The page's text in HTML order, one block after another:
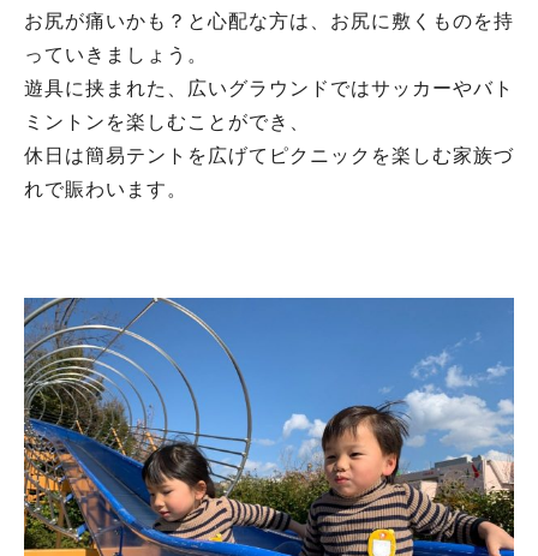
お尻が痛いかも？と心配な方は、お尻に敷くものを持
っていきましょう。
遊具に挟まれた、広いグラウンドではサッカーやバト
ミントンを楽しむことができ、
休日は簡易テントを広げてピクニックを楽しむ家族づ
れで賑わいます。